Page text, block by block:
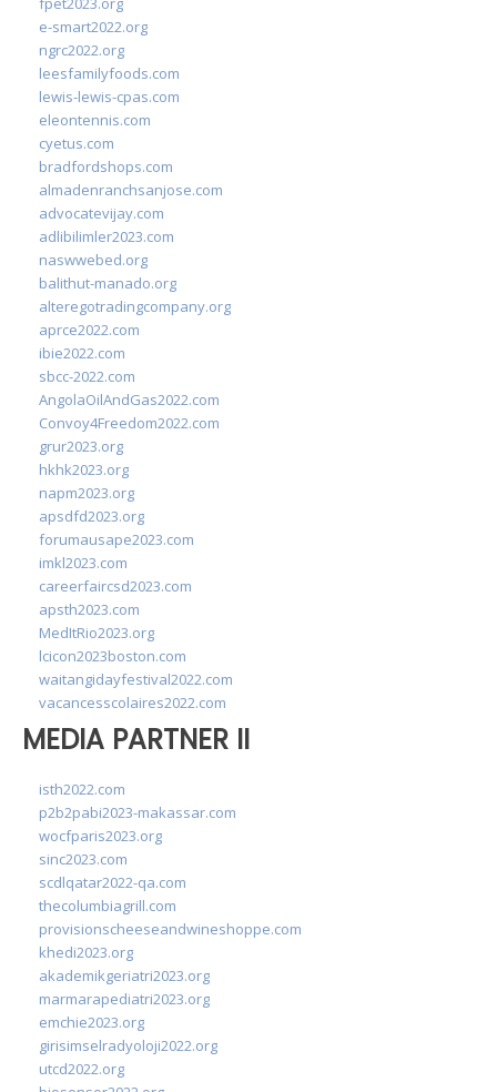
e-smart2022.org
ngrc2022.org
leesfamilyfoods.com
lewis-lewis-cpas.com
eleontennis.com
cyetus.com
bradfordshops.com
almadenranchsanjose.com
advocatevijay.com
adlibilimler2023.com
naswwebed.org
balithut-manado.org
alteregotradingcompany.org
aprce2022.com
ibie2022.com
sbcc-2022.com
AngolaOilAndGas2022.com
Convoy4Freedom2022.com
grur2023.org
hkhk2023.org
napm2023.org
apsdfd2023.org
forumausape2023.com
imkl2023.com
careerfaircsd2023.com
apsth2023.com
MedItRio2023.org
lcicon2023boston.com
waitangidayfestival2022.com
vacancesscolaires2022.com
MEDIA PARTNER II
isth2022.com
p2b2pabi2023-makassar.com
wocfparis2023.org
sinc2023.com
scdlqatar2022-qa.com
thecolumbiagrill.com
provisionscheeseandwineshoppe.com
khedi2023.org
akademikgeriatri2023.org
marmarapediatri2023.org
emchie2023.org
girisimselradyoloji2022.org
utcd2022.org